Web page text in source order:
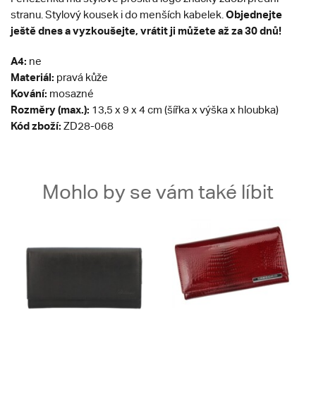
stranu. Stylový kousek i do menších kabelek. Objednejte
ještě dnes a vyzkoušejte, vrátit ji můžete až za 30 dnů!
A4: ne
Materiál: pravá kůže
Kování: mosazné
Rozměry (max.): 13,5 x 9 x 4 cm (šířka x výška x hloubka)
Kód zboží: ZD28-068
Mohlo by se vám také líbit